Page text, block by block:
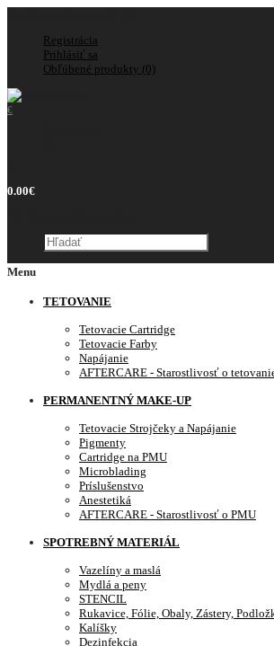
Registrácia
Prihlásiť sa
Obľúbené produkty (0)
€
0.00€
Menu
TETOVANIE
Tetovacie Cartridge
Tetovacie Farby
Napájanie
AFTERCARE - Starostlivosť o
PERMANENTNÝ MAKE-UP
Tetovacie Strojčeky a Napájanie
Pigmenty
Cartridge na PMU
Microblading
Príslušenstvo
Anestetiká
AFTERCARE - Starostlivosť o PMU
SPOTREBNÝ MATERIÁL
Vazelíny a maslá
Mydlá a peny
STENCIL
Rukavice, Fólie, Obaly, Zástery,
Kalíšky
Dezinfekcia